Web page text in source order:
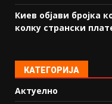
Киев објави бројка
колку странски
КАТЕГОРИЈА
Актуелно